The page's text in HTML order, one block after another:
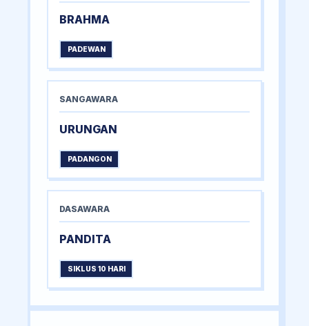
BRAHMA
PADEWAN
SANGAWARA
URUNGAN
PADANGON
DASAWARA
PANDITA
SIKLUS 10 HARI